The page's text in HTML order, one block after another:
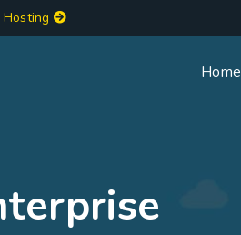
Hosting
Home